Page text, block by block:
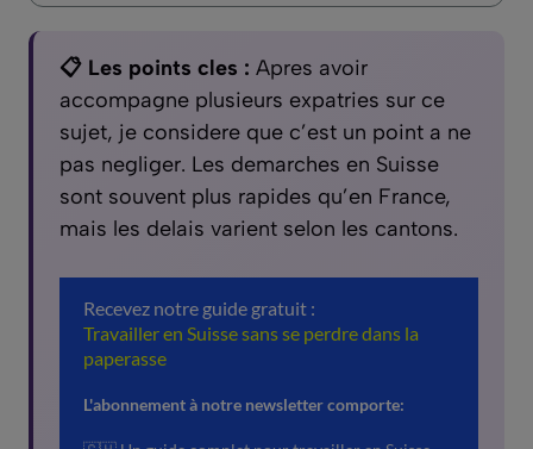
📋 Les points cles : Apres avoir
accompagne plusieurs expatries sur ce
sujet, je considere que c’est un point a ne
pas negliger. Les demarches en Suisse
sont souvent plus rapides qu’en France,
mais les delais varient selon les cantons.